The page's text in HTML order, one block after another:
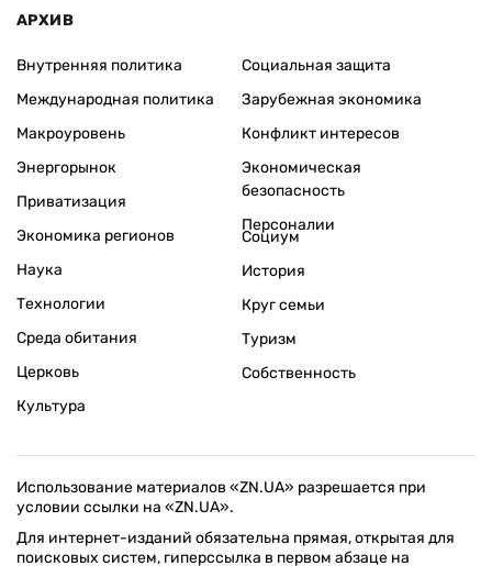
АРХИВ
Внутренняя политика
Международная политика
Макроуровень
Энергорынок
Приватизация
Экономика регионов
Социальная защита
Зарубежная экономика
Конфликт интересов
Экономическая
безопасность
Персоналии
Наука
Технологии
Среда обитания
Церковь
Культура
Социум
История
Круг семьи
Туризм
Собственность
Использование материалов «ZN.UA» разрешается при
условии ссылки на «ZN.UA».
Для интернет-изданий обязательна прямая, открытая для
поисковых систем, гиперссылка в первом абзаце на